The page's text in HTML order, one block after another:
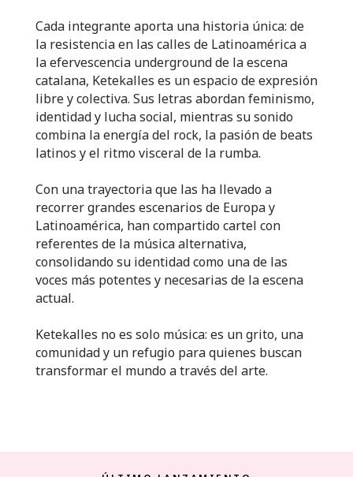
Cada integrante aporta una historia única: de
la resistencia en las calles de Latinoamérica a
la efervescencia underground de la escena
catalana, Ketekalles es un espacio de expresión
libre y colectiva. Sus letras abordan feminismo,
identidad y lucha social, mientras su sonido
combina la energía del rock, la pasión de beats
latinos y el ritmo visceral de la rumba.
Con una trayectoria que las ha llevado a
recorrer grandes escenarios de Europa y
Latinoamérica, han compartido cartel con
referentes de la música alternativa,
consolidando su identidad como una de las
voces más potentes y necesarias de la escena
actual.
Ketekalles no es solo música: es un grito, una
comunidad y un refugio para quienes buscan
transformar el mundo a través del arte.